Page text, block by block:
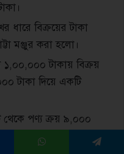
ধারে বিক্রয়ের টাকা
মঞ্জুর করা হলাে।
১,০০,০০০ টাকায় বিক্রয়
টাকা দিয়ে একটি
থেকে পণ্য ক্রয় ৯,০০০